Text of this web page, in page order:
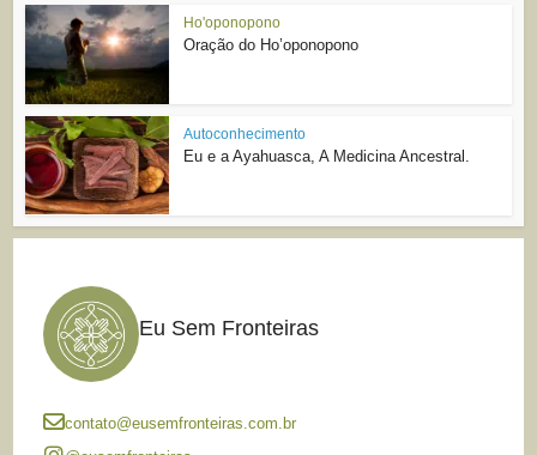
Ho'oponopono
Oração do Ho’oponopono
Autoconhecimento
Eu e a Ayahuasca, A Medicina Ancestral.
Eu Sem Fronteiras
contato@eusemfronteiras.com.br